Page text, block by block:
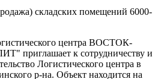
складских помещений 6000-
центра ВОСТОК-
к сотрудничеству и
Логистического центра в
р-на. Объект находится на